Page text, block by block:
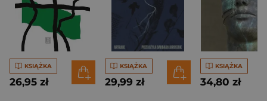
KSIĄŻKA
26,95 zł
KSIĄŻKA
29,99 zł
KSIĄŻKA
34,80 zł